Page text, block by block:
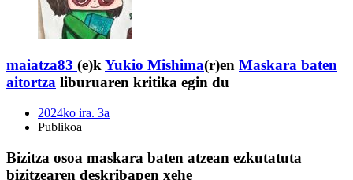
maiatza83 (e)kYukio Mishima(r)en Maskara baten
aitortza liburuaren kritika egin du
2024ko ira. 3a
Publikoa
Bizitza osoa maskara baten atzean ezkutatuta
bizitzearen deskribapen xehe